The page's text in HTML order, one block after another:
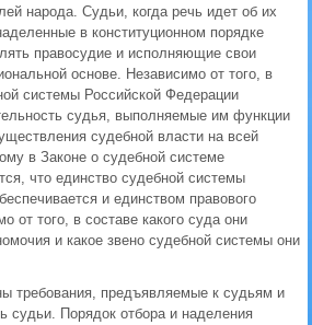
народа. Судьи, когда речь идет об их
в конституционном порядке
правосудие и исполняющие свои
основе. Независимо от того, в
системы Российской Федерации
судья, выполняемые им функции
судебной власти на всей
в Законе о судебной системе
что единство судебной системы
и единством правового
от того, в составе какого суда они
и какое звено судебной системы они
требования, предъявляемые к судьям и
судьи. Порядок отбора и наделения